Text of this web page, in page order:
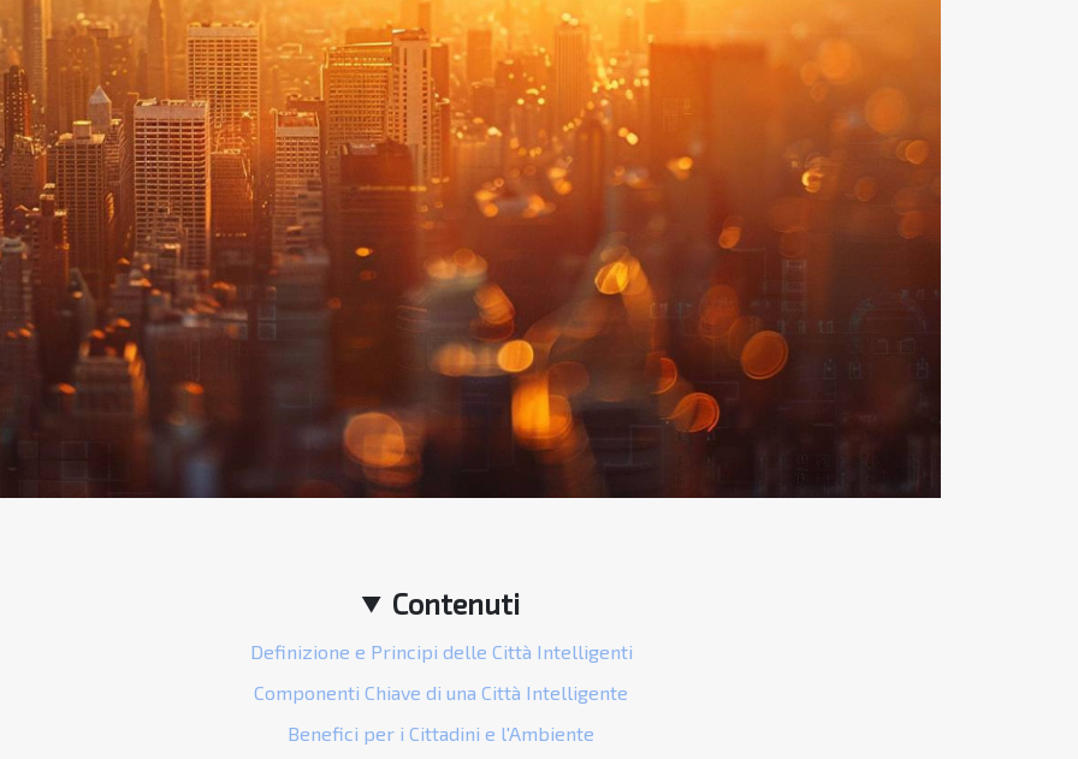
Contenuti
Definizione e Principi delle Città Intelligenti
Componenti Chiave di una Città Intelligente
Benefici per i Cittadini e l'Ambiente